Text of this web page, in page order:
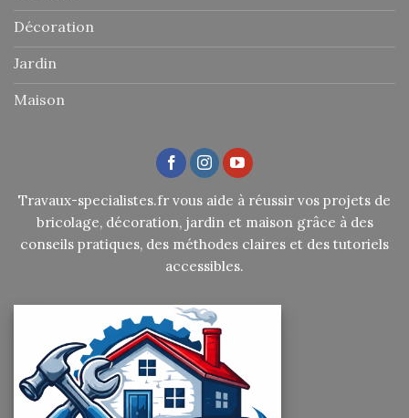
Décoration
Jardin
Maison
Travaux-specialistes.fr vous aide à réussir vos projets de
bricolage, décoration, jardin et maison grâce à des
conseils pratiques, des méthodes claires et des tutoriels
accessibles.